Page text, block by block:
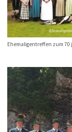
Ehemaligentreffen zum 70